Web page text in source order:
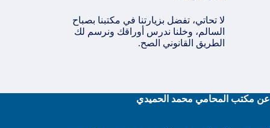
لا تحاتي، تفضل بزيارتنا في مكتبنا بصباح
السالم، وخلنا ندرس أوراقك ونرسم لك
الطريق القانوني الصح.
عن مكتب المحامي محمد الحميدي